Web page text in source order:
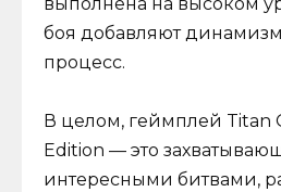
боя добавляют
процесс.
В целом, геймплей Titan
Edition — это
интересными битвами,